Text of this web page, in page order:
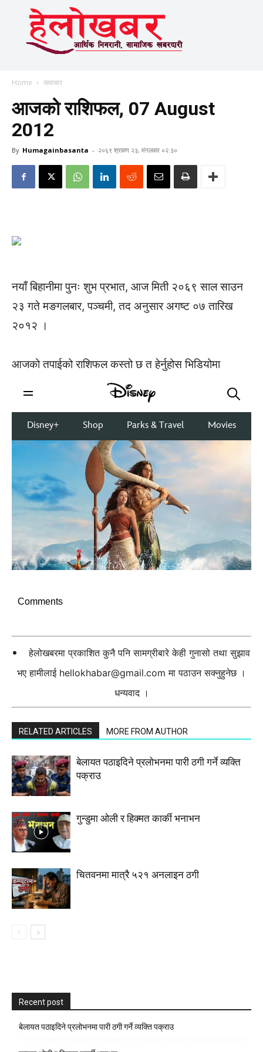
Home समाचार
आजको राशिफल, 07 August
2012
By Humagainbasanta - २०६९ श्रावण २३, मंगलवार ०२:३०
नयाँ बिहानीमा पुनः शुभ प्रभात, आज मिती २०६९ साल साउन
२३ गते मङगलबार, पञ्चमी, तद अनुसार अगष्ट ०७ तारिख
२०१२ ।
आजको तपाईको राशिफल कस्तो छ त हेर्नुहोस भिडियोमा
Comments
हेलोखबरमा प्रकाशित कुनै पनि सामग्रीबारे केही गुनासो तथा सुझाव
भए हामीलाई hellokhabar@gmail.com मा पठाउन सक्नुहुनेछ ।
धन्यवाद ।
RELATED ARTICLES MORE FROM AUTHOR
बेलायत पठाइदिने प्रलाेभनमा पारी ठगी गर्ने व्यक्ति
पक्राउ
गुन्डुमा ओली र हिक्मत कार्की भनाभन
चितवनमा मात्रै ५२१ अनलाइन ठगी
Recent post
बेलायत पठाइदिने प्रलाेभनमा पारी ठगी गर्ने व्यक्ति पक्राउ